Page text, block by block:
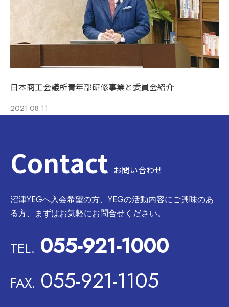
日本商工会議所青年部研修事業と委員会紹介
2021.08.11
Contact お問い合わせ
沼津YEGへ入会希望の方、YEGの活動内容にご興味のあ
る方、まずはお気軽にお問合せください。
TEL. 055-921-1000
FAX. 055-921-1105